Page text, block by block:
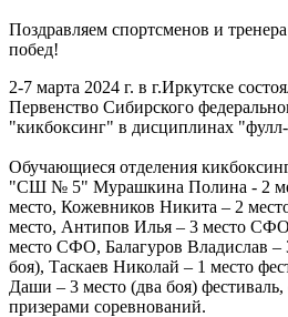
Поздравляем спортсменов и
побед!
2-7 марта 2024 г. в г.Иркутске
Первенство Сибирского
"кикбоксинг" в дисциплинах
Обучающиеся отделения
"СШ № 5" Мурашкина Полина - 2
место, Кожевников Никита – 2
место, Антипов Илья – 3 место
место СФО, Балагуров Владислав –
боя), Таскаев Николай – 1 место
Даши – 3 место (два боя)
призерами соревнований.